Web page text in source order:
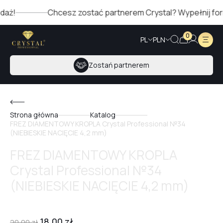
Chcesz zostać partnerem Crystal? Wypełnij
PL PLN 0
Zostań partnerem
Strona główna
Katalog
FREZ DIAMENTOWY KROPLA Crystal Professional №34
(NIEBIESKIE NACIĘCIE 4,2 mm)